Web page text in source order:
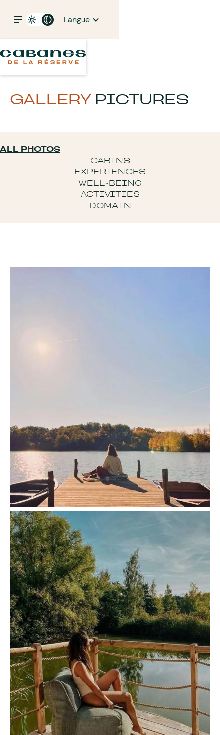
Langue
GALLERYPICTURES
ALL PHOTOS
CABINS
EXPERIENCES
WELL-BEING
ACTIVITIES
DOMAIN